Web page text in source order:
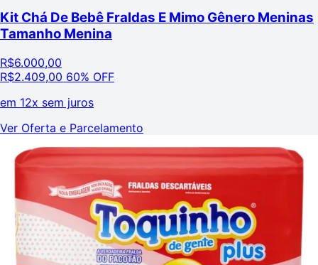
Kit Chá De Bebê Fraldas E Mimo Gênero Meninas
Tamanho Menina
R$6.000,00
R$2.409,00 60% OFF
em 12x sem juros
Ver Oferta e Parcelamento